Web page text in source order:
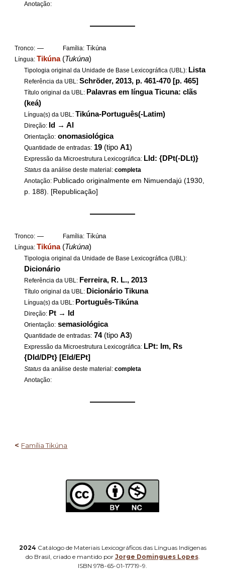
Anotação:
——————
Tronco: — Família: Tikúna
Língua: Tikúna(Tukúna)
Tipologia original da Unidade de Base Lexicográfica (UBL): Lista
Referência da UBL:Schröder, 2013, p. 461-470 [p. 465]
Título original da UBL: Palavras em língua Ticuna: clãs
(keá)
Língua(s) da UBL: Tikúna-Português(-Latim)
Direção: Id → Al
Orientação: onomasiológica
Quantidade de entradas: 19 (tipoA1)
Expressão da Microestrutura Lexicográfica: LId: {DPt(-DLt)}
Status da análise deste material:completa
Anotação: Publicado originalmente em Nimuendajú (1930,
p. 188). [Republicação]
——————
Tronco: — Família: Tikúna
Língua: Tikúna(Tukúna)
Tipologia original da Unidade de Base Lexicográfica (UBL):
Dicionário
Referência da UBL: Ferreira, R. L., 2013
Título original da UBL: Dicionário Tikuna
Língua(s) da UBL: Português-Tikúna
Direção: Pt → Id
Orientação: semasiológica
Quantidade de entradas: 74(tipoA3)
Expressão da Microestrutura Lexicográfica: LPt: Im, Rs
{DId/DPt} [EId/EPt]
Status da análise deste material:completa
Anotação:
——————
< Família Tikúna
2024 Catálogo de Materiais Lexicográficos das Línguas Indígenas
do Brasil, criado e mantido por Jorge Domingues Lopes.
ISBN 978-65-01-17719-9.